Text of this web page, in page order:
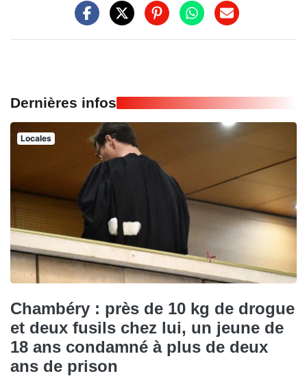
Dernières infos
Locales
Chambéry : près de 10 kg de drogue
et deux fusils chez lui, un jeune de
18 ans condamné à plus de deux
ans de prison